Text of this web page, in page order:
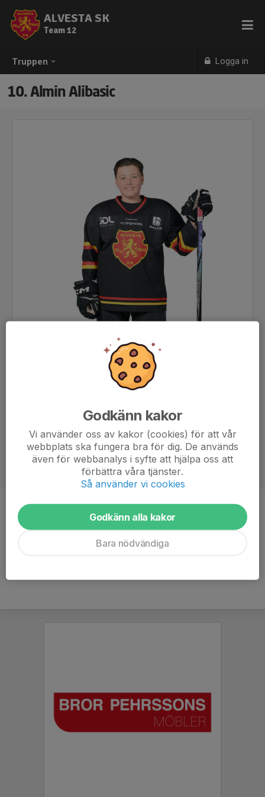
Truppen Logga in
ALVESTA SK
Team 12
10. Almin Alibasic
Position
Ålder
13 år
Godkänn kakor
Vi använder oss av kakor (cookies) för att vår
webbplats ska fungera bra för dig. De används
även för webbanalys i syfte att hjälpa oss att
förbättra våra tjänster.
Så använder vi cookies
Godkänn alla kakor
Bara nödvändiga